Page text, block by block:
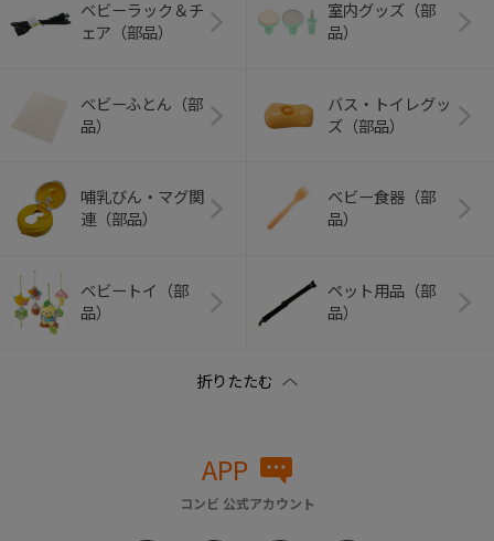
ベビーラック＆チ
ェア（部品）
室内グッズ（部
品）
ベビーふとん（部
品）
バス・トイレグッ
ズ（部品）
哺乳びん・マグ関
連（部品）
ベビー食器（部
品）
ベビートイ（部
品）
ペット用品（部
品）
APP
コンビ 公式アカウント